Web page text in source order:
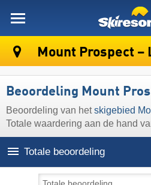
Mount Prospect –
Beoordeling Mount
Beoordeling van hetskigebied
Totale waardering aan de hand
Totale beoordeling